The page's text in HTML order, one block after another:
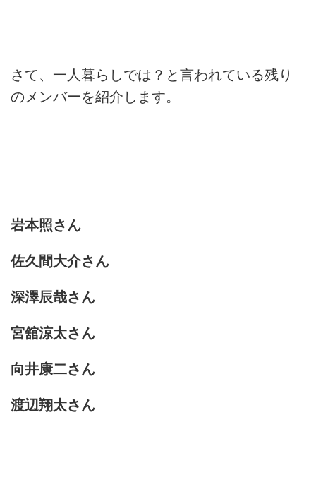
さて、一人暮らしでは？と言われている残り
のメンバーを紹介します。
岩本照さん
佐久間大介さん
深澤辰哉さん
宮舘涼太さん
向井康二さん
渡辺翔太さん